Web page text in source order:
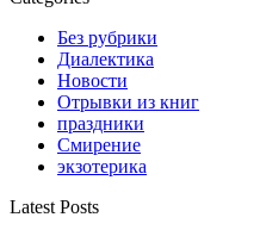
Без рубрики
Диалектика
Новости
Отрывки из книг
праздники
Смирение
экзотерика
Latest Posts